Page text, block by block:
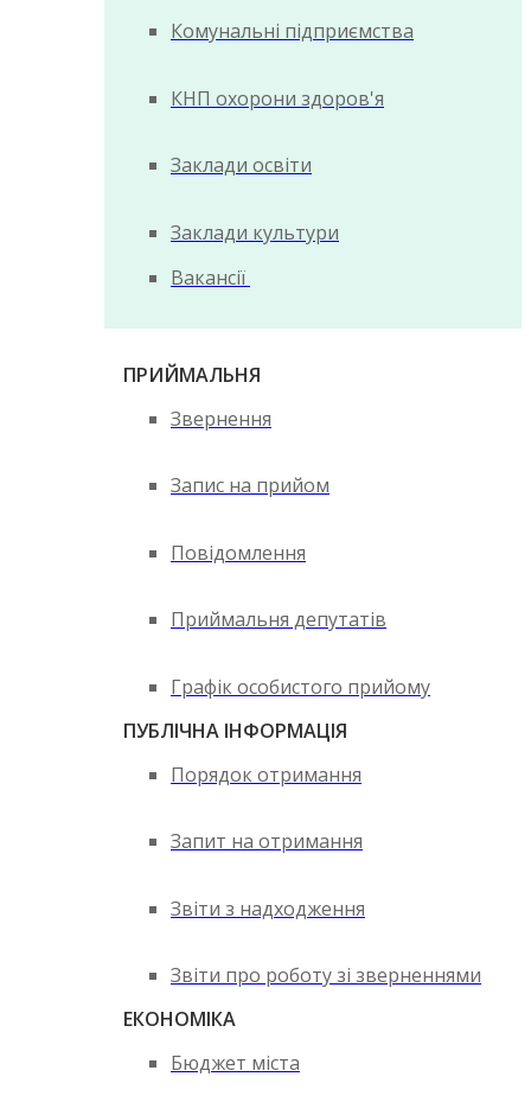
Комунальні підприємства
КНП охорони здоров'я
Заклади освіти
Заклади культури
Вакансії
ПРИЙМАЛЬНЯ
Звернення
Запис на прийом
Повідомлення
Приймальня депутатів
Графік особистого прийому
ПУБЛІЧНА ІНФОРМАЦІЯ
Порядок отримання
Запит на отримання
Звіти з надходження
Звіти про роботу зі зверненнями
ЕКОНОМІКА
Бюджет міста